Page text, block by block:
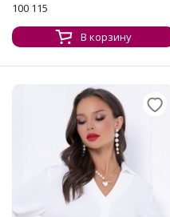
100 115
В корзину